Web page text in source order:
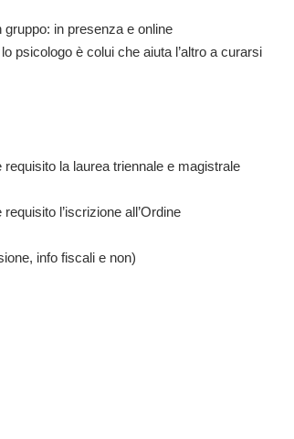
in presenza e online
psicologo è colui che aiuta l’altro a curarsi
la laurea triennale e magistrale
l’iscrizione all’Ordine
info fiscali e non)